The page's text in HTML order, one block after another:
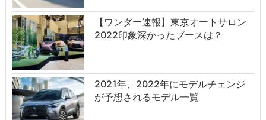
【ワンダー速報】東京オートサロン
2022印象深かったブースは？
2021年、2022年にモデルチェンジ
が予想されるモデル一覧